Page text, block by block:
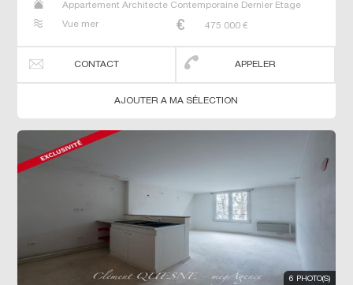
Appartement Architecte Contemporaine Dernier Etage
Villa
Vue mer 475 000 €
CONTACT APPELER
AJOUTER A MA SÉLECTION
6 PHOTO(S)